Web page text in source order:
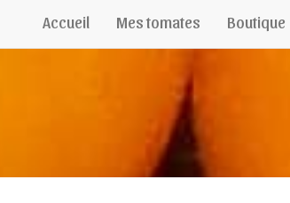
Accueil Mes tomates Boutique